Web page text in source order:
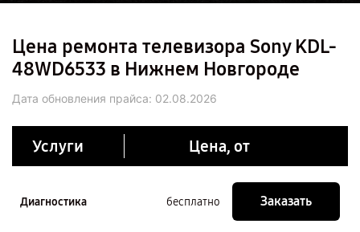
Цена ремонта телевизора Sony KDL-
48WD6533 в Нижнем Новгороде
Дата обновления прайса: 02.08.2026
Услуги Цена, от
Диагностика бесплатно Заказать